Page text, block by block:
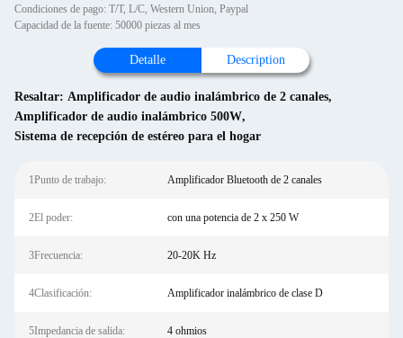
Condiciones de pago: T/T, L/C, Western Union, Paypal
Capacidad de la fuente: 50000 piezas al mes
Detalle Description
Resaltar: Amplificador de audio inalámbrico de 2 canales,
Amplificador de audio inalámbrico 500W,
Sistema de recepción de estéreo para el hogar
1Punto de trabajo: Amplificador Bluetooth de 2 canales
2El poder: con una potencia de 2 x 250 W
3Frecuencia: 20-20K Hz
4Clasificación: Amplificador inalámbrico de clase D
5Impedancia de salida: 4 ohmios